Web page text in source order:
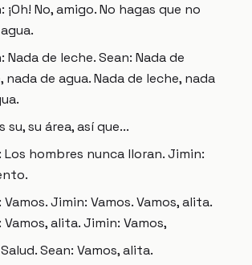
¡Oh! No, amigo. No hagas que no
Nada de leche. Sean: Nada de
nada de agua. Nada de leche, nada
su, su área, así que...
Los hombres nunca lloran. Jimin:
Vamos. Jimin: Vamos. Vamos, alita.
Vamos, alita. Jimin: Vamos,
Sean: Vamos, alita.